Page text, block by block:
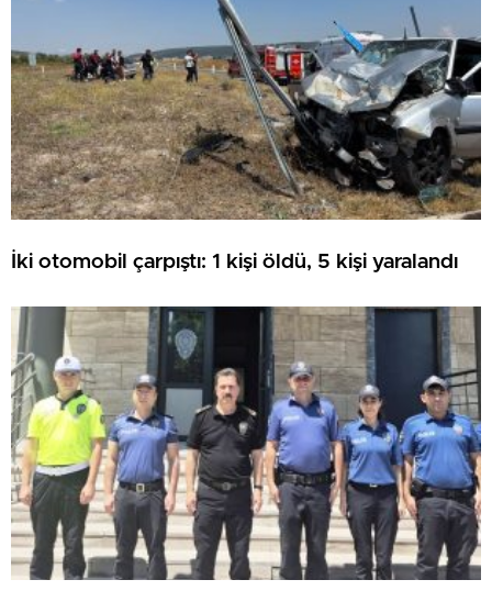
İki otomobil çarpıştı: 1 kişi öldü, 5 kişi yaralandı